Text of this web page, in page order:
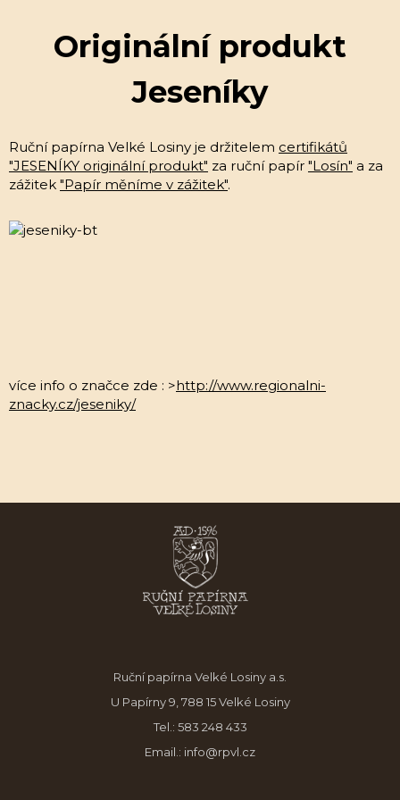
Originální produkt
Jeseníky
Ruční papírna Velké Losiny je držitelem certifikátů
"JESENÍKY originální produkt" za ruční papír "Losín" a za
zážitek "Papír měníme v zážitek".
více info o značce zde : >http://www.regionalni-
znacky.cz/jeseniky/
Ruční papírna Velké Losiny a.s.
U Papírny 9, 788 15 Velké Losiny
Tel.: 583 248 433
Email.: info@rpvl.cz